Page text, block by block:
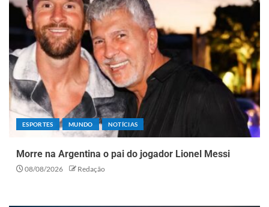
ESPORTES MUNDO NOTÍCIAS
Morre na Argentina o pai do jogador Lionel Messi
08/08/2026 Redação